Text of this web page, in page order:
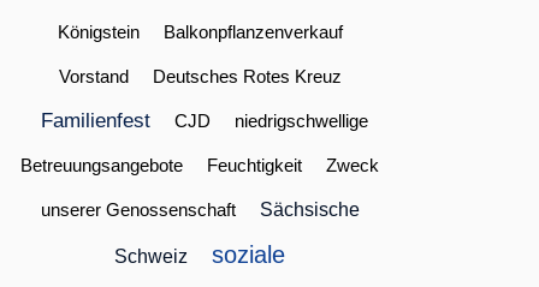
Königstein Balkonpflanzenverkauf
Vorstand Deutsches Rotes Kreuz
Familienfest CJD niedrigschwellige
Betreuungsangebote Feuchtigkeit Zweck
unserer Genossenschaft Sächsische
Schweiz
soziale